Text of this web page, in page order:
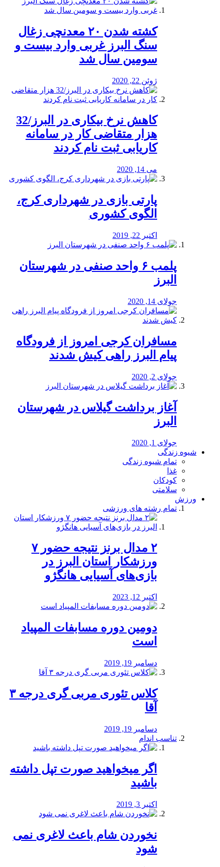
کشته شدن ۲۰ معدنچی زغال
سنگ البرز غربی وارد بیست و
سومین سال شد
ژوئن 22, 2020
کاهش نرخ بیکاری در البرز/32
هزار متقاضی کار در سامانه
کاریابی ثبت نام کردند
می 14, 2020
پارتی بازی در شهرداری کرج،
الگوی کشوری
اکتبر 22, 2019
پلمب ۶ واحد صنفی در شهرستان
البرز
جولای 14, 2020
مسافران کرجی امروز از فرودگاه
پیام البرز راهی کیش شدند
جولای 2, 2020
آغاز برداشت گیلاس در شهرستان
البرز
جولای 1, 2020
شیوه زندگی
تمام شیوه زندگی
غذا
کودکان
سلامتی
ورزش
تمام رشته های ورزشی
۲ مدال برنز نتیجه حضور ۷
ورزشکار استان البرز در
بازی‌های آسیایی هانگژو
اکتبر 12, 2023
دومین دوره مسابفات المپیاد
است
دسامبر 19, 2019
کلاس تئوری مربی گری درجه ۳
آقا
دسامبر 19, 2019
تناسب اندام
اگر میخواهید صورت تپل داشته
باشید
اکتبر 3, 2019
نخوردن شام باعث لاغری نمی
‌شود